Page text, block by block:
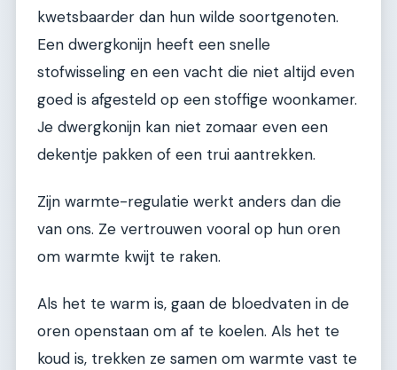
kwetsbaarder dan hun wilde soortgenoten.
Een dwergkonijn heeft een snelle
stofwisseling en een vacht die niet altijd even
goed is afgesteld op een stoffige woonkamer.
Je dwergkonijn kan niet zomaar even een
dekentje pakken of een trui aantrekken.
Zijn warmte-regulatie werkt anders dan die
van ons. Ze vertrouwen vooral op hun oren
om warmte kwijt te raken.
Als het te warm is, gaan de bloedvaten in de
oren openstaan om af te koelen. Als het te
koud is, trekken ze samen om warmte vast te